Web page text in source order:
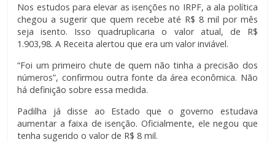
Nos estudos para elevar as isenções no IRPF, a ala política
chegou a sugerir que quem recebe até R$ 8 mil por mês
seja isento. Isso quadruplicaria o valor atual, de R$
1.903,98. A Receita alertou que era um valor inviável.
“Foi um primeiro chute de quem não tinha a precisão dos
números”, confirmou outra fonte da área econômica. Não
há definição sobre essa medida.
Padilha já disse ao Estado que o governo estudava
aumentar a faixa de isenção. Oficialmente, ele negou que
tenha sugerido o valor de R$ 8 mil.